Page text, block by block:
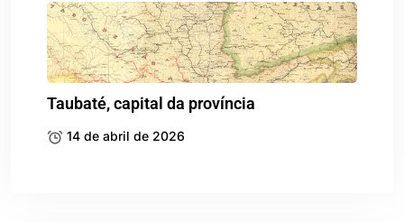
Taubaté, capital da província
14 de abril de 2026